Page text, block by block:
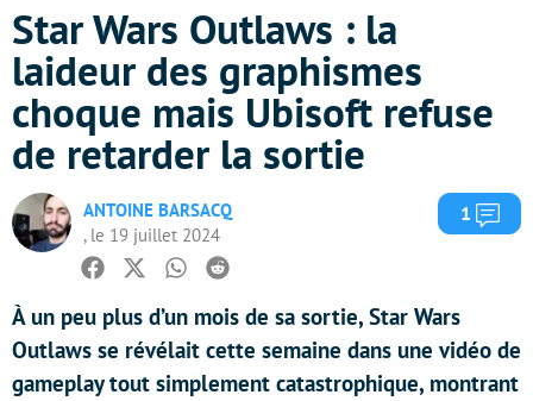
Star Wars Outlaws : la
laideur des graphismes
choque mais Ubisoft refuse
de retarder la sortie
ANTOINE BARSACQ
, le 19 juillet 2024
1
Facebook
TwitterWhatsapp
Reddit
À un peu plus d’un mois de sa sortie, Star Wars
Outlaws se révélait cette semaine dans une vidéo de
gameplay tout simplement catastrophique, montrant